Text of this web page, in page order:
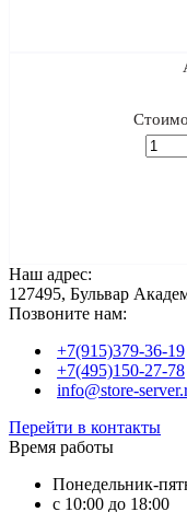
Наш адрес:
127495, Бульвар
Позвоните нам:
+7(915)379-36-19
+7(495)150-27-78
info@store-
Перейти в контакты
Время работы
Понедельник-
с 10:00 до 18:00